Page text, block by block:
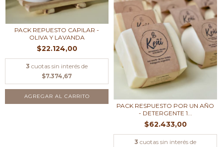
PACK REPUESTO CAPILAR -
OLIVA Y LAVANDA
$22.124,00
3 cuotas sin interés de
$7.374,67
AGREGAR AL CARRITO
PACK RESPUESTO POR UN AÑO
- DETERGENTE 1...
$62.433,00
3 cuotas sin interés de